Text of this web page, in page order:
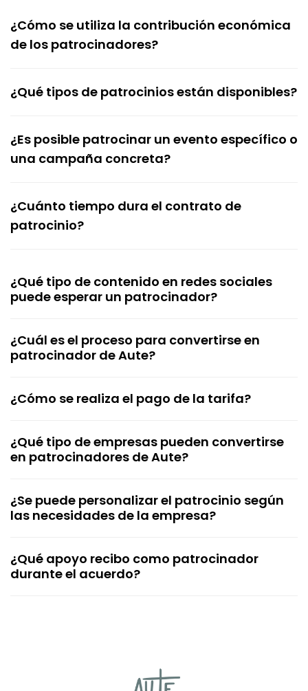
¿Cómo se utiliza la contribución económica
de los patrocinadores?
¿Qué tipos de patrocinios están disponibles?
¿Es posible patrocinar un evento específico o
una campaña concreta?
¿Cuánto tiempo dura el contrato de
patrocinio?
¿Qué tipo de contenido en redes sociales
puede esperar un patrocinador?
¿Cuál es el proceso para convertirse en
patrocinador de Aute?
¿Cómo se realiza el pago de la tarifa?
¿Qué tipo de empresas pueden convertirse
en patrocinadores de Aute?
¿Se puede personalizar el patrocinio según
las necesidades de la empresa?
¿Qué apoyo recibo como patrocinador
durante el acuerdo?